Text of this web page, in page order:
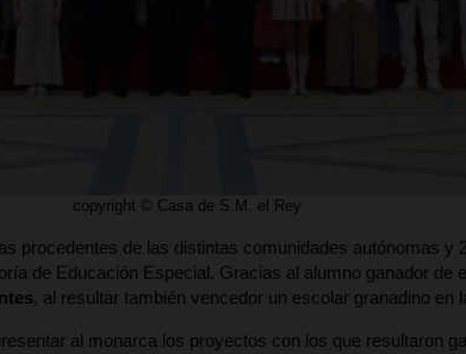
copyright © Casa de S.M. el Rey
procedentes de las distintas comunidades autónomas y
de Educación Especial. Gracias al alumno ganador de
, al resultar también vencedor un escolar granadino en
al monarca los proyectos con los que resultaron